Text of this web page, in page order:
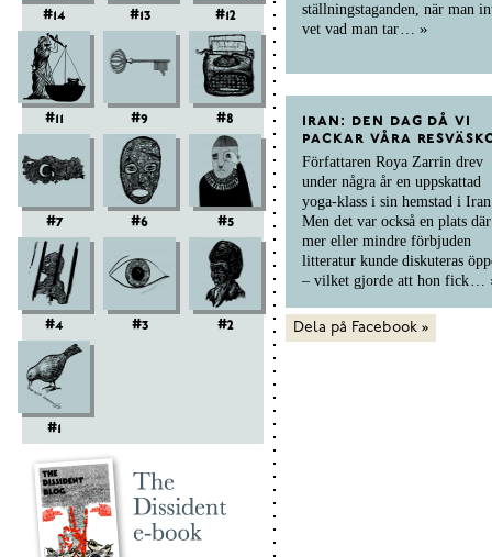
ställningstaganden, när man
vet vad man tar…
iran: den dag då vi
packar våra
Författaren Roya Zarrin drev
under några år en uppskattad
yoga-klass i sin hemstad i
Men det var också en plats där
mer eller mindre förbjuden
litteratur kunde diskuteras
– vilket gjorde att hon fick…
Dela på Facebook »
#14 #13 #12
#11 #9 #8
#7 #6 #5
#4 #3 #2
#1